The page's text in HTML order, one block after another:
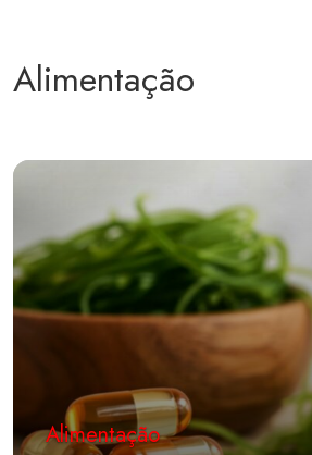
Alimentação
Alimentação